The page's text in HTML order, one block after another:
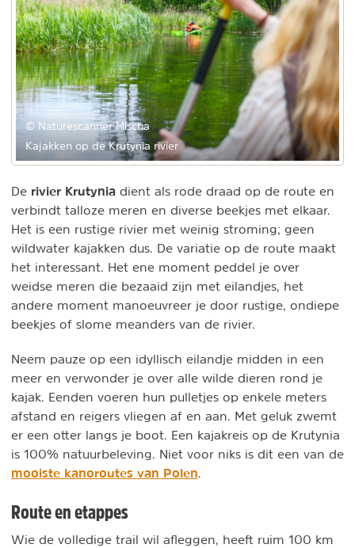
© Naturescanner Mischa
Kajakken op de Krutynia rivier
De rivier Krutynia dient als rode draad op de route en
verbindt talloze meren en diverse beekjes met elkaar.
Het is een rustige rivier met weinig stroming; geen
wildwater kajakken dus. De variatie op de route maakt
het interessant. Het ene moment peddel je over
weidse meren die bezaaid zijn met eilandjes, het
andere moment manoeuvreer je door rustige, ondiepe
beekjes of slome meanders van de rivier.
Neem pauze op een idyllisch eilandje midden in een
meer en verwonder je over alle wilde dieren rond je
kajak. Eenden voeren hun pulletjes op enkele meters
afstand en reigers vliegen af en aan. Met geluk zwemt
er een otter langs je boot. Een kajakreis op de Krutynia
is 100% natuurbeleving. Niet voor niks is dit een van de
mooiste kanoroutes van Polen
Route en etappes
Wie de volledige trail wil afleggen, heeft ruim 100 km